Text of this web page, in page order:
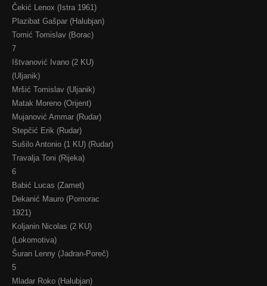
Čekić Lenox (Istra 1961)
Plazibat Gašpar (Halubjan)
Tomić Tomislav (Borac)
7
Ištvanović Ivano (2 KU)
(Uljanik)
Mršić Tomislav (Uljanik)
Matak Moreno (Orijent)
Mujanović Ammar (Rudar)
Stepčić Erik (Rudar)
Sušilo Antonio (1 KU) (Rudar)
Travalja Toni (Rijeka)
6
Babić Lucas (Zamet)
Dekanić Mauro (Pomorac
1921)
Koljanin Nicolas (2 KU)
(Lokomotiva)
Šuran Lenny (Jadran-Poreč)
5
Mladar Roko (Halubjan)